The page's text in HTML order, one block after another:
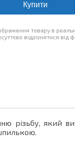
Купити
товару в
відрізнятися від
різьбу, який